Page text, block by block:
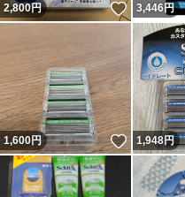
2,800円 いいね！
3,446 円
1,600円 いいね！
1,948円